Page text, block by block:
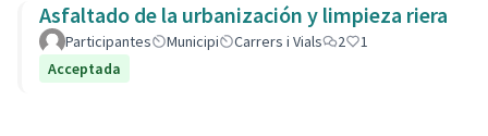
Asfaltado de la urbanización y limpieza riera
Participantes Municipi Carrers i Vials 2
1
Acceptada